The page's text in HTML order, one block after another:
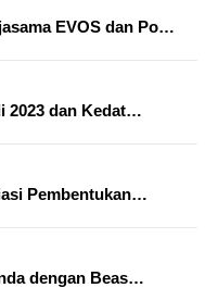
EVOS dan Po…
2023 dan Kedat…
Pembentukan…
dengan Beas…